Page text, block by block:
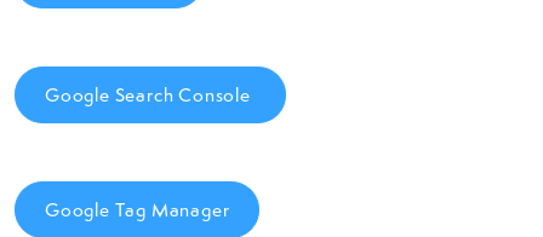
Google Search Console
Google Tag Manager